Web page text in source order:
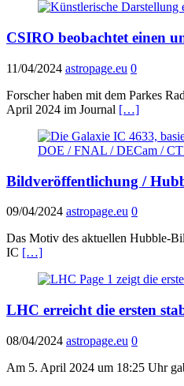
CSIRO beobachtet einen
11/04/2024 astropage.eu 0
Forscher haben mit dem Parkes
April 2024 im Journal […]
Bildveröffentlichung /
09/04/2024 astropage.eu 0
Das Motiv des aktuellen Hubble-
IC […]
LHC erreicht die ersten
08/04/2024 astropage.eu 0
Am 5. April 2024 um 18:25 Uhr